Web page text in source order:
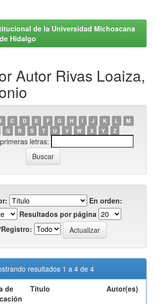
de la Universidad Michoacana
Hidalgo
Autor Rivas Loaiza,
C D E F G H I J K L
M
Q R S T U V W X Y Z
letras:
En orden:
Resultados por página
resultados 1 a 4 de 4
de
Título Autor(es)